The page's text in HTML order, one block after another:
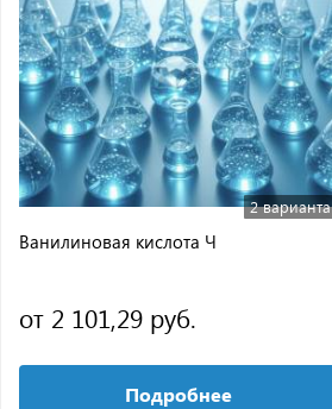
2 варианта
Ванилиновая кислота Ч
от 2 101,29 руб.
Подробнее